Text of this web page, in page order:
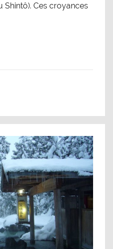
Shintô). Ces croyances